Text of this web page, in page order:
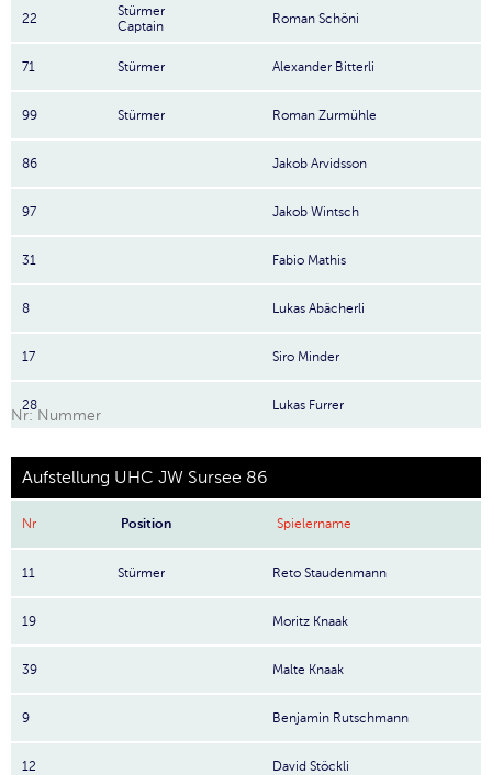
22
Stürmer
Captain
Roman Schöni
71 Stürmer Alexander Bitterli
99 Stürmer Roman Zurmühle
86 Jakob Arvidsson
97 Jakob Wintsch
31 Fabio Mathis
8 Lukas Abächerli
17 Siro Minder
28 Lukas Furrer
Nr: Nummer
Aufstellung UHC JW Sursee 86
Nr Position Spielername
11 Stürmer Reto Staudenmann
19 Moritz Knaak
39 Malte Knaak
9 Benjamin Rutschmann
12 David Stöckli